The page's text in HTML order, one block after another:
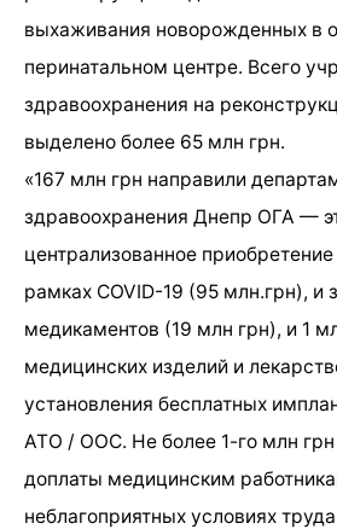
выхаживания новорожденных в
перинатальном центре. Всего
здравоохранения на
выделено более 65 млн грн.
«167 млн ​​грн направили
здравоохранения Днепр ОГА —
централизованное
рамках COVID-19 (95 млн.грн), и
медикаментов (19 млн грн), и 1
медицинских изделий и
установления бесплатных
АТО / ООС. Не более 1-го млн грн
доплаты медицинским
неблагоприятных условиях